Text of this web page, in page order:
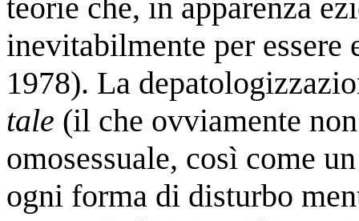
teorie che, in apparenza
inevitabilmente per essere
1978). La
tale (il che ovviamente
omosessuale, così come
ogni forma di disturbo